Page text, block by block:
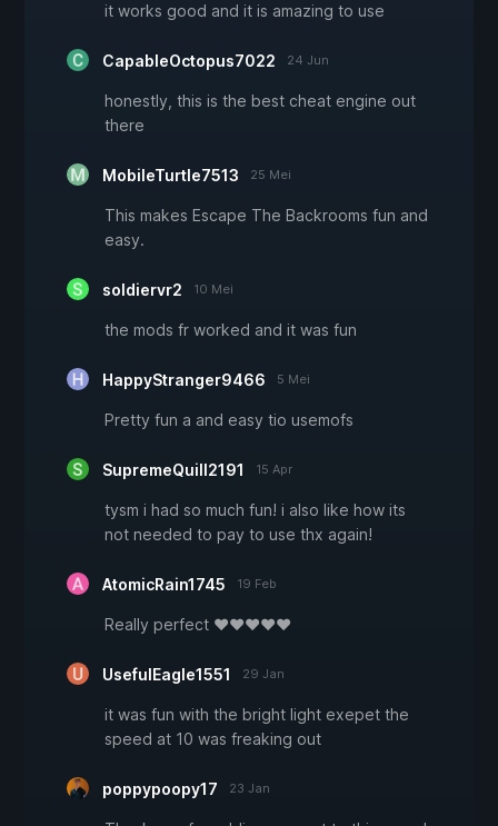
it works good and it is amazing to use
CapableOctopus7022 24 Jun
honestly, this is the best cheat engine out
there
MobileTurtle7513 25 Mei
This makes Escape The Backrooms fun and
easy.
soldiervr2 10 Mei
the mods fr worked and it was fun
HappyStranger9466 5 Mei
Pretty fun a and easy tio usemofs
SupremeQuill2191 15 Apr
tysm i had so much fun! i also like how its
not needed to pay to use thx again!
AtomicRain1745 19 Feb
Really perfect ❤️❤️❤️❤️❤️
UsefulEagle1551 29 Jan
it was fun with the bright light exepet the
speed at 10 was freaking out
poppypoopy17 23 Jan